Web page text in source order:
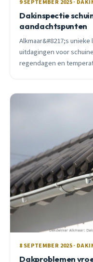
9 SEPTEMBER 2025 ·
Dakinspectie
aandachtspunten
Alkmaar&#8217;s
uitdagingen voor
regendagen en
8 SEPTEMBER 2025 ·
Dakproblemen